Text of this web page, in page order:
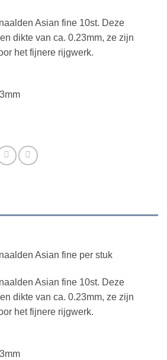
Asian fine 10st. Deze
dikte van ca. 0.23mm, ze zijn
het fijnere rijgwerk.
Asian fine per stuk
Asian fine 10st. Deze
dikte van ca. 0.23mm, ze zijn
het fijnere rijgwerk.